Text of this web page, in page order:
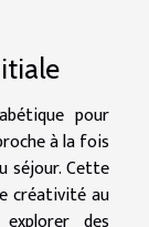
pour
à la fois
séjour. Cette
créativité au